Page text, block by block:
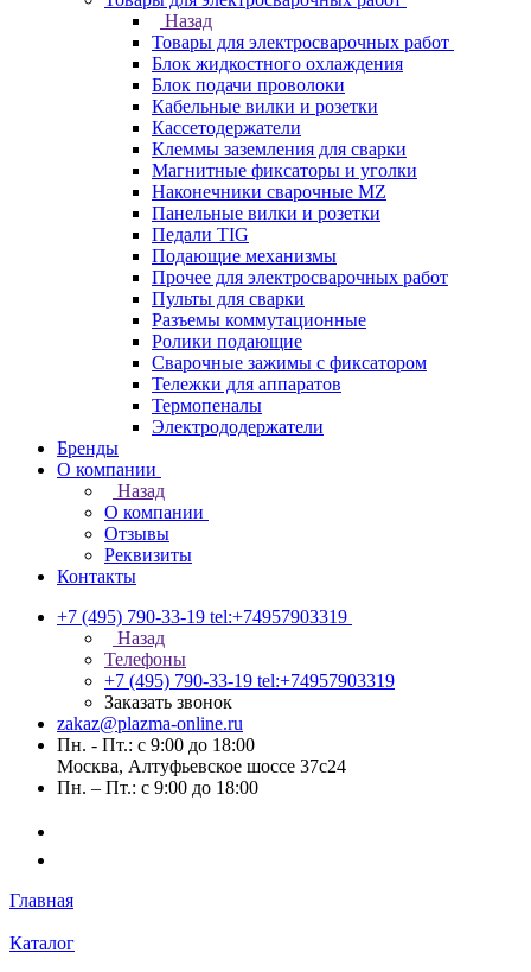
Назад
Товары для электросварочных работ
Блок жидкостного охлаждения
Блок подачи проволоки
Кабельные вилки и розетки
Кассетодержатели
Клеммы заземления для сварки
Магнитные фиксаторы и уголки
Наконечники сварочные MZ
Панельные вилки и розетки
Педали TIG
Подающие механизмы
Прочее для электросварочных работ
Пульты для сварки
Разъемы коммутационные
Ролики подающие
Сварочные зажимы с фиксатором
Тележки для аппаратов
Термопеналы
Электрододержатели
Бренды
О компании
Назад
О компании
Отзывы
Реквизиты
Контакты
+7 (495) 790-33-19 tel:+74957903319
Назад
Телефоны
+7 (495) 790-33-19 tel:+74957903319
Заказать звонок
zakaz@plazma-online.ru
Пн. - Пт.: с 9:00 до 18:00
Москва, Алтуфьевское шоссе 37с24
Пн. – Пт.: с 9:00 до 18:00
Главная
Каталог